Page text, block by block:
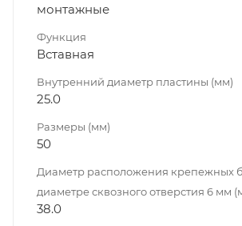
монтажные
Функция
Вставная
Внутренний диаметр пластины (мм)
25.0
Размеры (мм)
50
Диаметр расположения крепежных
диаметре сквозного отверстия 6 мм
38.0